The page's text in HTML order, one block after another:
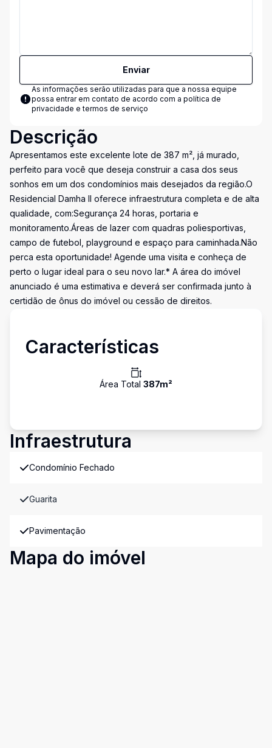
Enviar
As informações serão utilizadas para que a nossa equipe
possa entrar em contato de acordo com a política de
privacidade e termos de serviço
Descrição
Apresentamos este excelente lote de 387 m², já murado,
perfeito para você que deseja construir a casa dos seus
sonhos em um dos condomínios mais desejados da região.O
Residencial Damha II oferece infraestrutura completa e de alta
qualidade, com:Segurança 24 horas, portaria e
monitoramento.Áreas de lazer com quadras poliesportivas,
campo de futebol, playground e espaço para caminhada.Não
perca esta oportunidade! Agende uma visita e conheça de
perto o lugar ideal para o seu novo lar.* A área do imóvel
anunciado é uma estimativa e deverá ser confirmada junto à
certidão de ônus do imóvel ou cessão de direitos.
Características
Área Total 387m²
Infraestrutura
Condomínio Fechado
Guarita
Pavimentação
Mapa do imóvel